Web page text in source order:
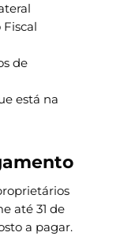
de
está na
até 31 de
a pagar.